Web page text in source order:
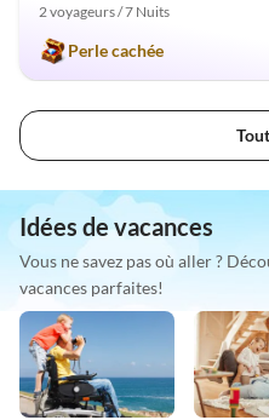
2 voyageurs / 7 Nuits
Perle cachée
Idées de vacances
Vous ne savez pas où aller ?
vacances parfaites!